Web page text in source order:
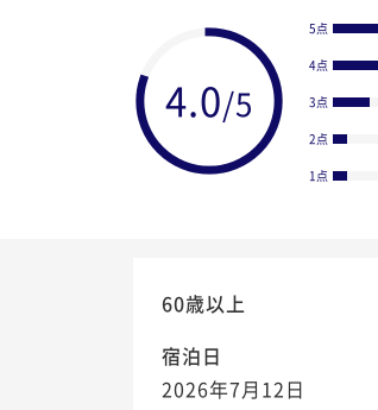
5点
4点
3点
2点
1点
60歳以上
宿泊日
2026年7月12日